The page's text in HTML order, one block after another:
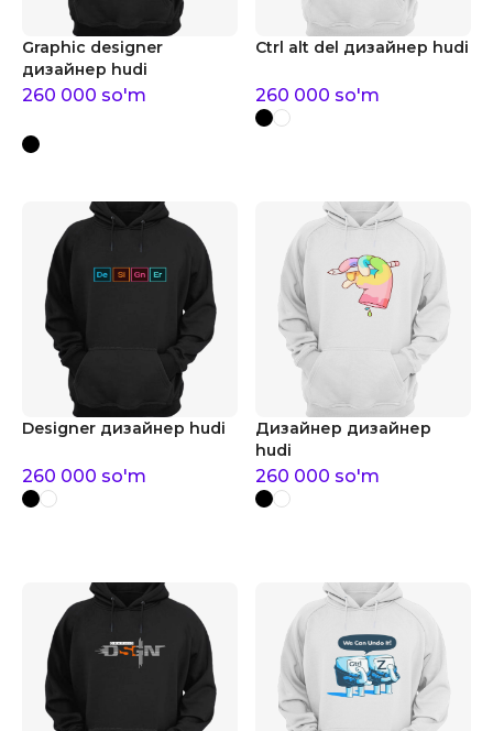
Graphic designer
дизайнер hudi
260 000 so'm
Ctrl alt del дизайнер hudi
260 000 so'm
Designer дизайнер hudi
260 000 so'm
Дизайнер дизайнер
hudi
260 000 so'm